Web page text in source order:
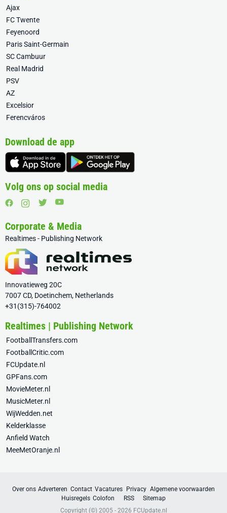
Ajax
FC Twente
Feyenoord
Paris Saint-Germain
SC Cambuur
Real Madrid
PSV
AZ
Excelsior
Ferencváros
Download de app
Volg ons op social media
Corporate & Media
Realtimes - Publishing Network
Innovatieweg 20C
7007 CD, Doetinchem, Netherlands
+31(315)-764002
Realtimes | Publishing Network
FootballTransfers.com
FootballCritic.com
FCUpdate.nl
GPFans.com
MovieMeter.nl
MusicMeter.nl
WijWedden.net
Kelderklasse
Anfield Watch
MeeMetOranje.nl
Over ons Adverteren Contact Vacatures Privacy Algemene voorwaarden
Huisregels Colofon RSS
Sitemap
Copyright (©) 2005 - 2026 FCUpdate.nl